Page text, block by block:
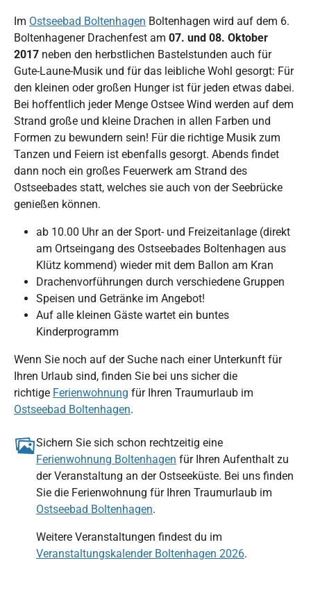
Im Ostseebad Boltenhagen Boltenhagen wird auf dem 6.
Boltenhagener Drachenfest am 07. und 08. Oktober
2017 neben den herbstlichen Bastelstunden auch für
Gute-Laune-Musik und für das leibliche Wohl gesorgt: Für
den kleinen oder großen Hunger ist für jeden etwas dabei.
Bei hoffentlich jeder Menge Ostsee Wind werden auf dem
Strand große und kleine Drachen in allen Farben und
Formen zu bewundern sein! Für die richtige Musik zum
Tanzen und Feiern ist ebenfalls gesorgt. Abends findet
dann noch ein großes Feuerwerk am Strand des
Ostseebades statt, welches sie auch von der Seebrücke
genießen können.
ab 10.00 Uhr an der Sport- und Freizeitanlage (direkt
am Ortseingang des Ostseebades Boltenhagen aus
Klütz kommend) wieder mit dem Ballon am Kran
Drachenvorführungen durch verschiedene Gruppen
Speisen und Getränke im Angebot!
Auf alle kleinen Gäste wartet ein buntes
Kinderprogramm
Wenn Sie noch auf der Suche nach einer Unterkunft für
Ihren Urlaub sind, finden Sie bei uns sicher die
richtige Ferienwohnung für Ihren Traumurlaub im
Ostseebad Boltenhagen.
Sichern Sie sich schon rechtzeitig eine
Ferienwohnung Boltenhagen für Ihren Aufenthalt zu
der Veranstaltung an der Ostseeküste. Bei uns finden
Sie die Ferienwohnung für Ihren Traumurlaub im
Ostseebad Boltenhagen.
Weitere Veranstaltungen findest du im
Veranstaltungskalender Boltenhagen 2026.